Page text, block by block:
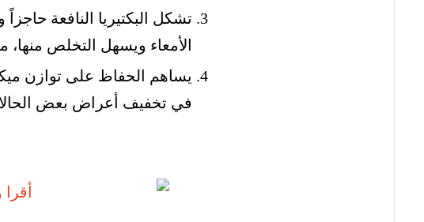
تشكل البكتيريا النافعة حاجزاً
الأمعاء ويسهل التخلص منها،
يساهم الحفاظ على توازن
في تخفيف أعراض بعض